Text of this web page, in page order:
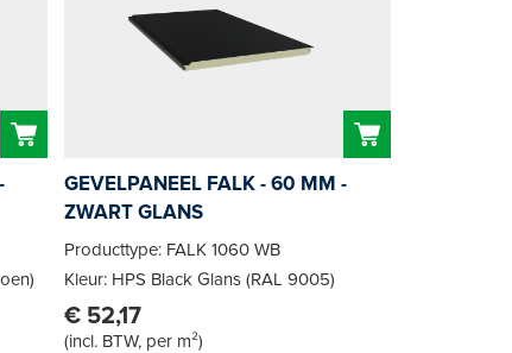
GEVELPANEEL FALK - 60 MM -
ZWART GLANS
Producttype: FALK 1060 WB
Kleur: HPS Black Glans (RAL 9005)
€ 52,17
(incl. BTW, per m²)